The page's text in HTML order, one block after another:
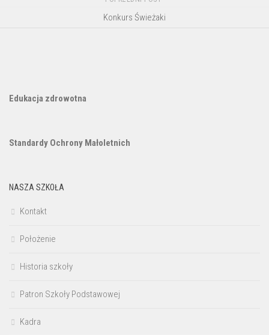
Konkurs Świeżaki
Edukacja zdrowotna
Standardy Ochrony Małoletnich
NASZA SZKOŁA
Kontakt
Położenie
Historia szkoły
Patron Szkoły Podstawowej
Kadra